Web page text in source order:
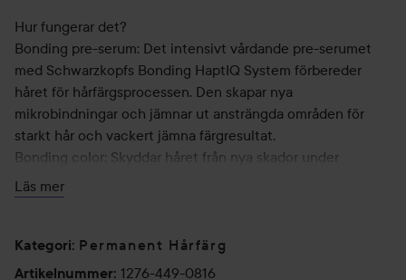
Hur fungerar det?
Bonding pre-serum: Det intensivt vårdande pre-serumet
med Schwarzkopfs Bonding HaptIQ System förbereder
håret för hårfärgsprocessen. Den skapar nya
mikrobindningar och jämnar ut ansträngda områden för
starkt hår och vackert jämna färgresultat.
Bonding color: Skyddar håret från nya skador under
färgningen för ett vackert resultat.
Blå bonding hårkur: Omsluter håret med ett skyddande
hår samtidigt som det neuraliserar oönskade gula toner.
Läs mer
Kategori: Permanent Hårfärg
Artikelnummer: 1276-449-0816